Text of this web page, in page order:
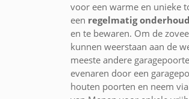
voor een warme en unieke
een regelmatig onderhoud
en te bewaren. Om de
kunnen weerstaan aan de
meeste andere
evenaren door een
houten poorten en neem